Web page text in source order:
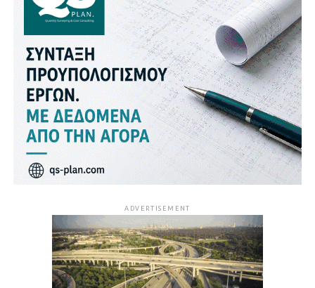
ADVERTISEMENT